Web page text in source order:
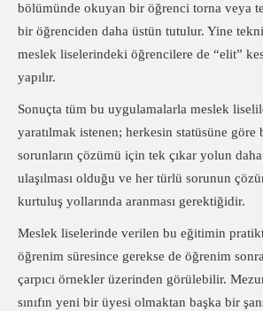
bölümünde okuyan bir öğrenci torna veya
bir öğrenciden daha üstün tutulur. Yine
meslek liselerindeki öğrencilere de “elit”
yapılır.
Sonuçta tüm bu uygulamalarla meslek
yaratılmak istenen; herkesin statüsüne göre
sorunların çözümü için tek çıkar yolun
ulaşılması olduğu ve her türlü sorunun
kurtuluş yollarında aranması gerektiğidir.
Meslek liselerinde verilen bu eğitimin
öğrenim süresince gerekse de öğrenim
çarpıcı örnekler üzerinden görülebilir.
sınıfın yeni bir üyesi olmaktan başka bir